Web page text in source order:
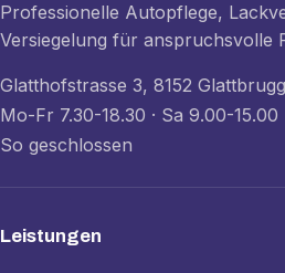
Professionelle Autopflege,
Versiegelung für anspruchsvolle
Glatthofstrasse 3, 8152
Mo-Fr 7.30-18.30 · Sa 9.00-15.00
So geschlossen
Leistungen